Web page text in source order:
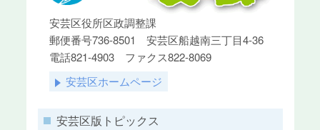
安芸区役所区政調整課
郵便番号736-8501 安芸区船越南三丁目4-36
電話821-4903 ファクス822-8069
安芸区ホームページ
安芸区版トピックス